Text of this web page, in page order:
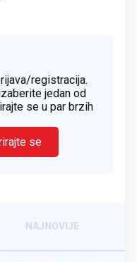
registracija.
jedan od
se u par brzih
se
NAJNOVIJE